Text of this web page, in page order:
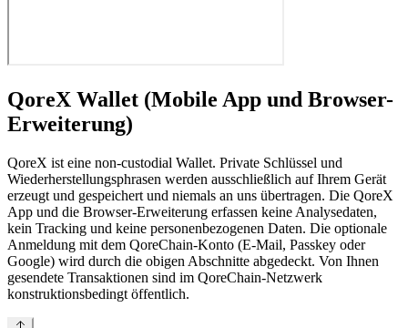
QoreX Wallet (Mobile App und Browser-
Erweiterung)
QoreX ist eine non-custodial Wallet. Private Schlüssel und
Wiederherstellungsphrasen werden ausschließlich auf Ihrem Gerät
erzeugt und gespeichert und niemals an uns übertragen. Die QoreX
App und die Browser-Erweiterung erfassen keine Analysedaten,
kein Tracking und keine personenbezogenen Daten. Die optionale
Anmeldung mit dem QoreChain-Konto (E-Mail, Passkey oder
Google) wird durch die obigen Abschnitte abgedeckt. Von Ihnen
gesendete Transaktionen sind im QoreChain-Netzwerk
konstruktionsbedingt öffentlich.